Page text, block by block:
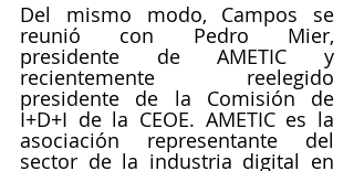
Del mismo modo, Campos se
reunió con Pedro Mier,
presidente de AMETIC y
recientemente reelegido
presidente de la Comisión de
I+D+I de la CEOE. AMETIC es la
asociación representante del
sector de la industria digital en